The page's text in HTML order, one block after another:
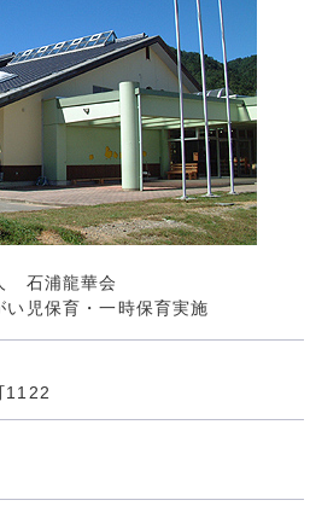
石浦龍華会
児保育・一時保育実施
1122